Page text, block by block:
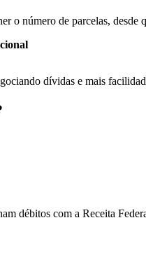
o número de parcelas,
dívidas e mais
débitos com a Receita